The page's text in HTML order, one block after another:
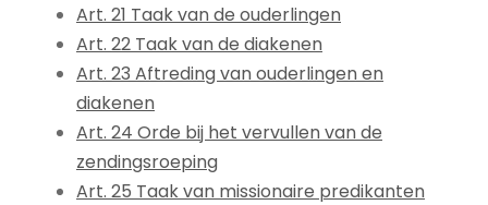
Art. 21 Taak van de ouderlingen
Art. 22 Taak van de diakenen
Art. 23 Aftreding van ouderlingen en
diakenen
Art. 24 Orde bij het vervullen van de
zendingsroeping
Art. 25 Taak van missionaire predikanten